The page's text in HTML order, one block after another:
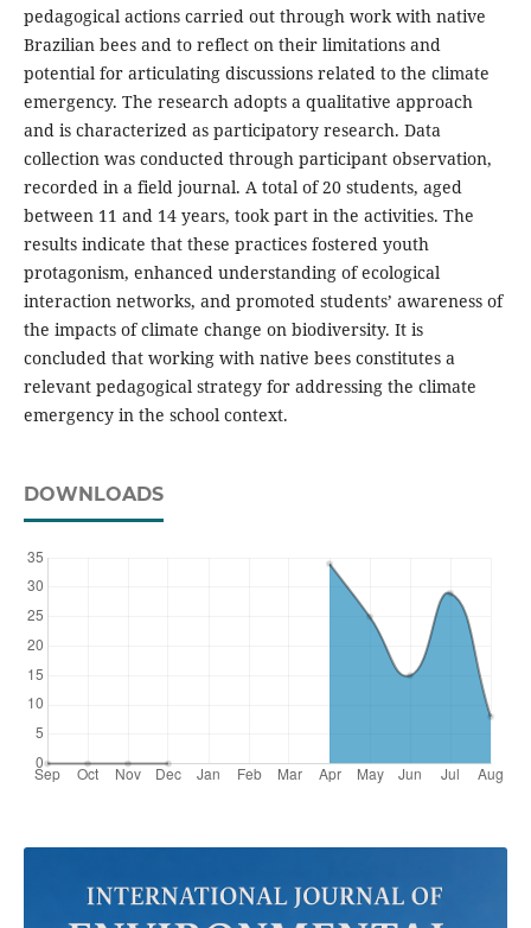
pedagogical actions carried out through work with native
Brazilian bees and to reflect on their limitations and
potential for articulating discussions related to the climate
emergency. The research adopts a qualitative approach
and is characterized as participatory research. Data
collection was conducted through participant observation,
recorded in a field journal. A total of 20 students, aged
between 11 and 14 years, took part in the activities. The
results indicate that these practices fostered youth
protagonism, enhanced understanding of ecological
interaction networks, and promoted students’ awareness of
the impacts of climate change on biodiversity. It is
concluded that working with native bees constitutes a
relevant pedagogical strategy for addressing the climate
emergency in the school context.
DOWNLOADS